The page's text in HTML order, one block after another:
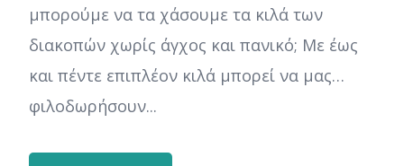
μπορούμε να τα χάσουμε τα κιλά των
διακοπών χωρίς άγχος και πανικό; Με έως
και πέντε επιπλέον κιλά μπορεί να μας…
φιλοδωρήσουν...